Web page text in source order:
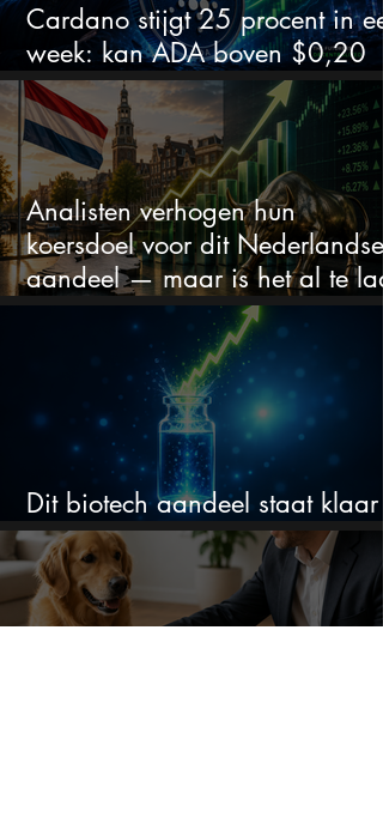
Cardano stijgt 25 procent in
week: kan ADA boven $0,20
blijven?
Analisten verhogen hun
koersdoel voor dit Nederlandse
aandeel — maar is het al te laat
om in te stappen?
Dit biotech aandeel staat klaar
voor een flinke rally